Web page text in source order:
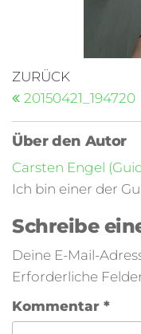
ZURÜCK
20150421_194720
Über den Autor
Carsten Engel
Ich bin einer der
Schreibe
Deine E-Mail-
Erforderliche
Kommentar *